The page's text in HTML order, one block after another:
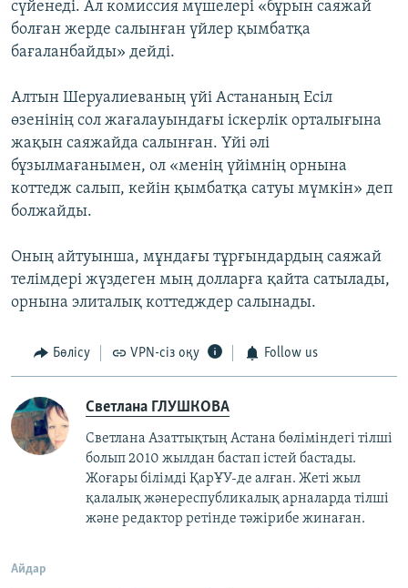
сүйенеді. Ал комиссия мүшелері «бұрын саяжай
болған жерде салынған үйлер қымбатқа
бағаланбайды» дейді.
Алтын Шеруалиеваның үйі Астананың Есіл
өзенінің сол жағалауындағы іскерлік орталығына
жақын саяжайда салынған. Үйі әлі
бұзылмағанымен, ол «менің үйімнің орнына
коттедж салып, кейін қымбатқа сатуы мүмкін» деп
болжайды.
Оның айтуынша, мұндағы тұрғындардың саяжай
телімдері жүздеген мың долларға қайта сатылады,
орнына элиталық коттедждер салынады.
Бөлісу VPN-сіз оқу Follow us
Светлана ГЛУШКОВА
Светлана Азаттықтың Астана бөліміндегі тілші
болып 2010 жылдан бастап істей бастады.
Жоғары білімді ҚарҰУ-де алған. Жеті жыл
қалалық жәнереспубликалық арналарда тілші
және редактор ретінде тәжірибе жинаған.
Айдар